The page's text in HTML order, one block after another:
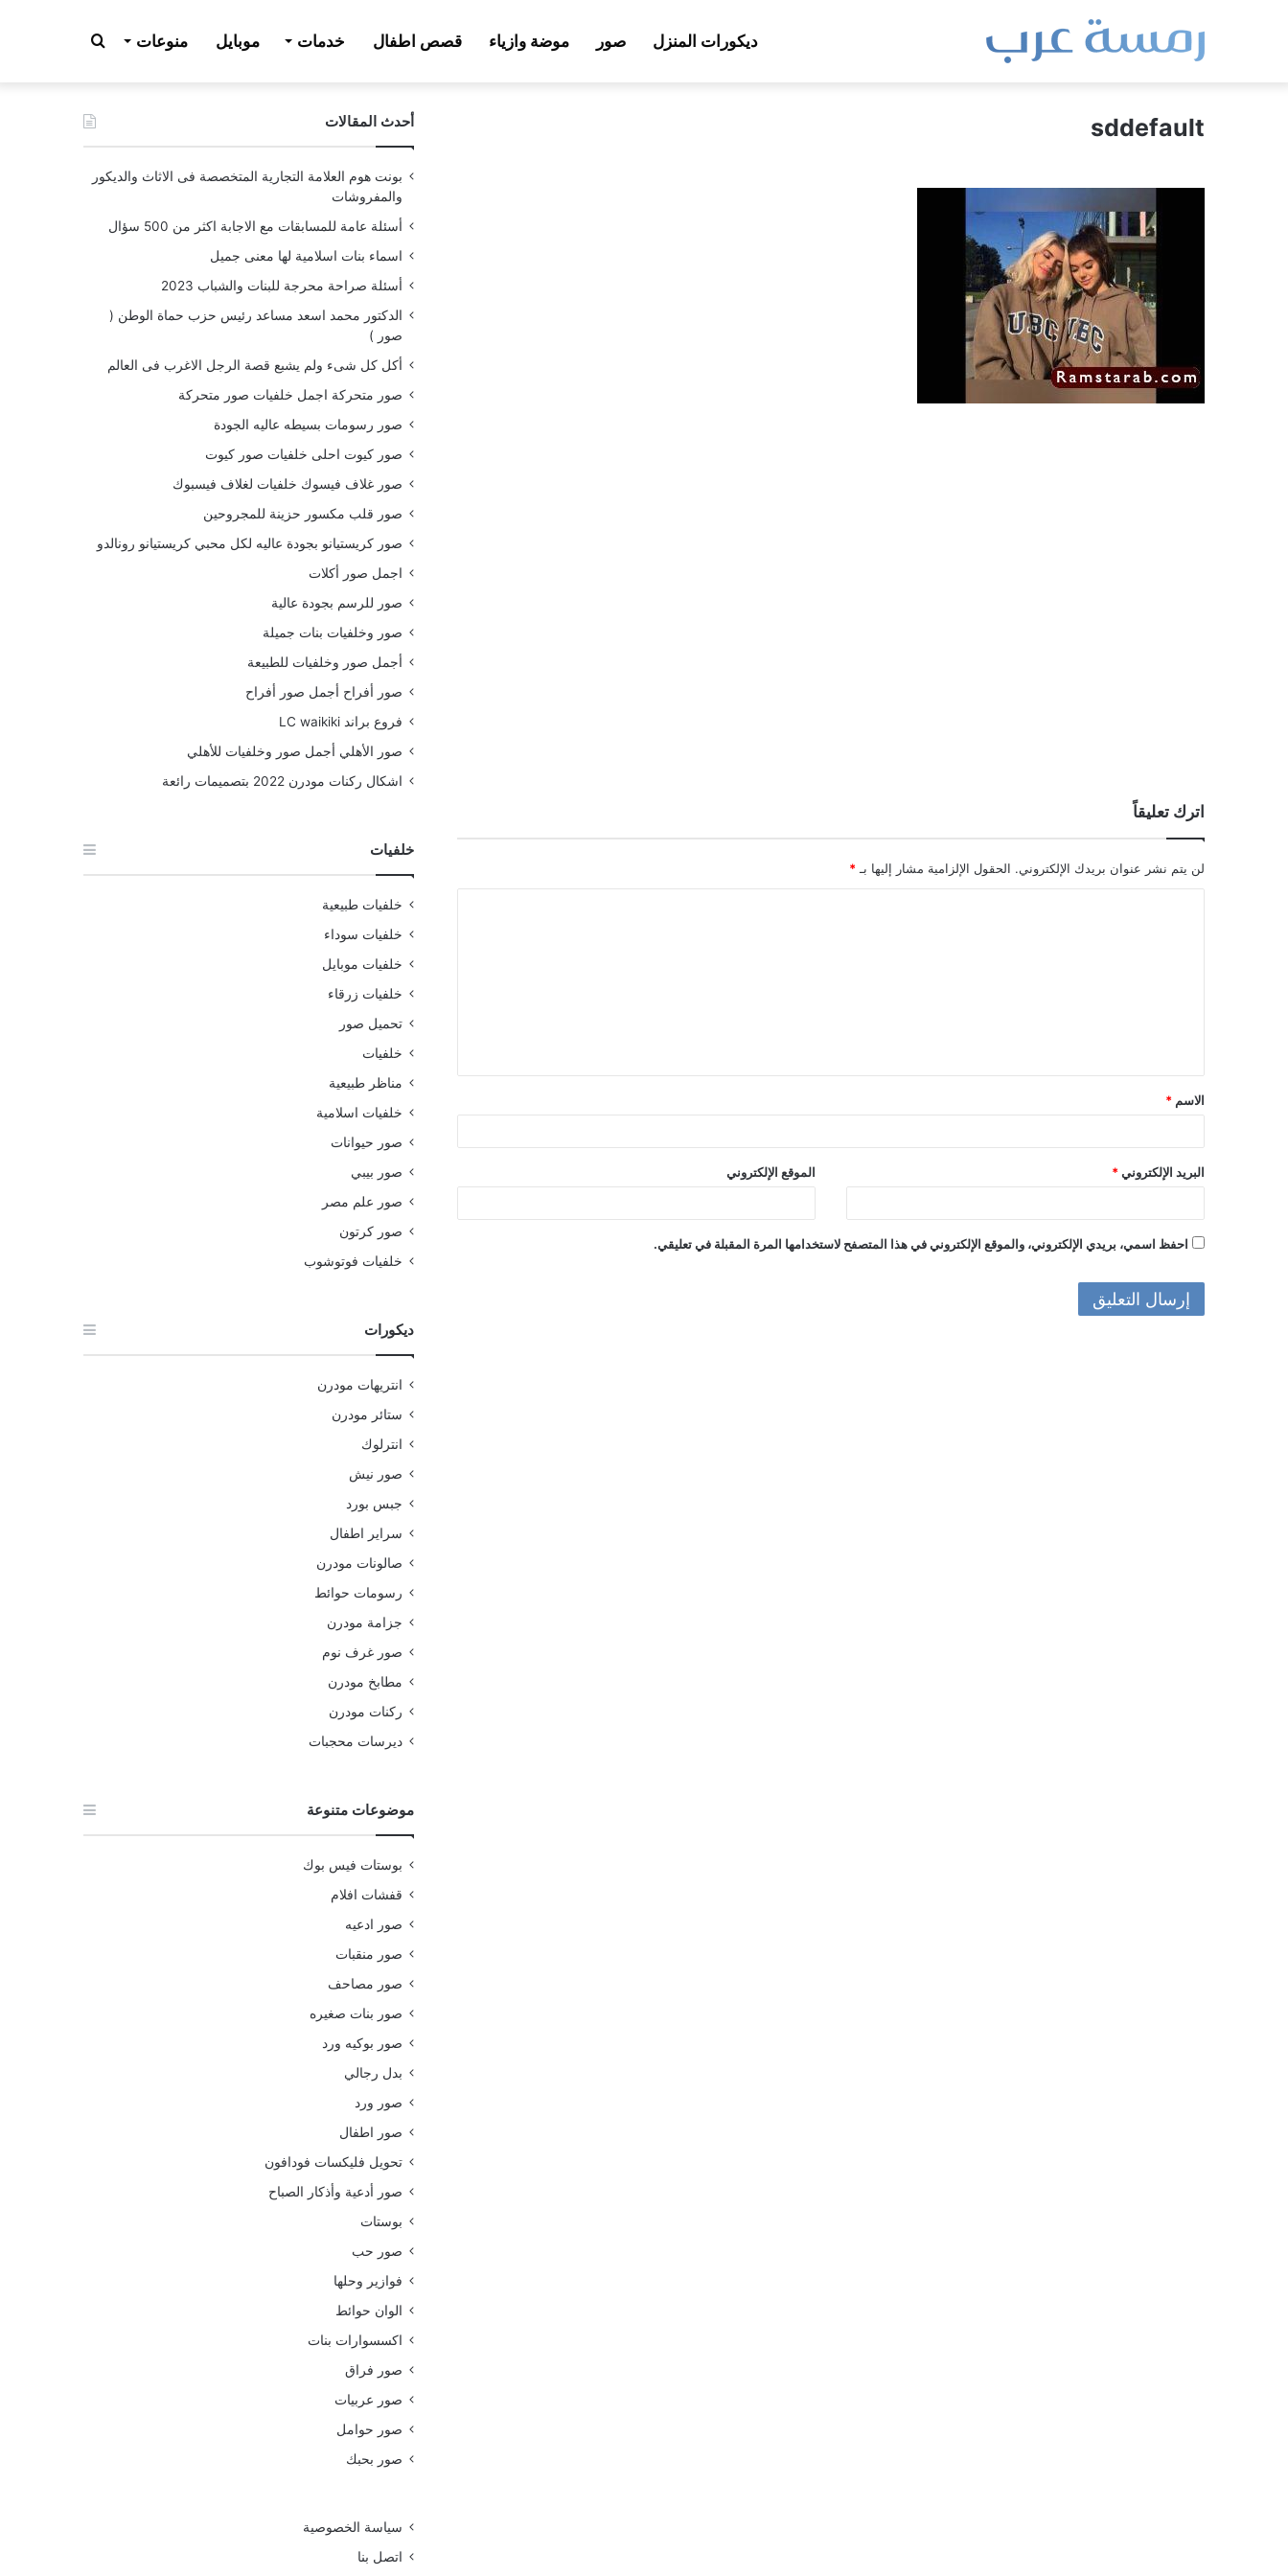
ديكورات المنزل صور موضة وازياء قصص اطفال خدمات موبايل منوعات بحث
عن sddefault
اترك تعليقاً
لن يتم نشر عنوان بريدك الإلكتروني. الحقول الإلزامية مشار إليها بـ *
ق
*
الاسم *
البريد الإلكتروني * الموقع الإلكتروني
احفظ اسمي، بريدي الإلكتروني، والموقع الإلكتروني في هذا المتصفح لاستخدامها المرة المقبلة في تعليقي.
أحدث المقالات
بونت هوم العلامة التجارية المتخصصة فى الاثاث والديكور
والمفروشات
أسئلة عامة للمسابقات مع الاجابة اكثر من 500 سؤال
اسماء بنات اسلامية لها معنى جميل
أسئلة صراحة محرجة للبنات والشباب 2023
الدكتور محمد اسعد مساعد رئيس حزب حماة الوطن (
صور )
أكل كل شىء ولم يشبع قصة الرجل الاغرب فى العالم
صور متحركة اجمل خلفيات صور متحركة
صور رسومات بسيطه عاليه الجودة
صور كيوت احلى خلفيات صور كيوت
صور غلاف فيسوك خلفيات لغلاف فيسبوك
صور قلب مكسور حزينة للمجروحين
صور كريستيانو بجودة عاليه لكل محبي كريستيانو رونالدو
اجمل صور أكلات
صور للرسم بجودة عالية
صور وخلفيات بنات جميلة
أجمل صور وخلفيات للطبيعة
صور أفراح أجمل صور أفراح
فروع براند LC waikiki
صور الأهلي أجمل صور وخلفيات للأهلي
اشكال ركنات مودرن 2022 بتصميمات رائعة
خلفيات
خلفيات طبيعية
خلفيات سوداء
خلفيات موبايل
خلفيات زرقاء
تحميل صور
خلفيات
مناظر طبيعية
خلفيات اسلامية
صور حيوانات
صور بيبي
صور علم مصر
صور كرتون
خلفيات فوتوشوب
ديكورات
انتريهات مودرن
ستائر مودرن
انترلوك
صور نيش
جبس بورد
سراير اطفال
صالونات مودرن
رسومات حوائط
جزامة مودرن
صور غرف نوم
مطابخ مودرن
ركنات مودرن
ديرسات محجبات
موضوعات متنوعة
بوستات فيس بوك
قفشات افلام
صور ادعيه
صور منقبات
صور مصاحف
صور بنات صغيره
صور بوكيه ورد
بدل رجالي
صور ورد
صور اطفال
تحويل فليكسات فودافون
صور أدعية وأذكار الصباح
بوستات
صور حب
فوازير وحلها
الوان حوائط
اكسسوارات بنات
صور فراق
صور عربيات
صور حوامل
صور بحبك
سياسة الخصوصية
اتصل بنا